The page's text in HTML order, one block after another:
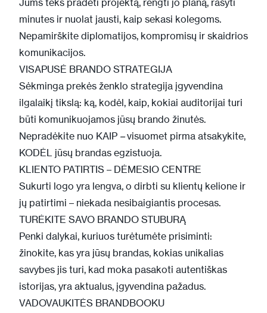
Jums teks pradėti projektą, rengti jo planą, rašyti
minutes ir nuolat jausti, kaip sekasi kolegoms.
Nepamirškite diplomatijos, kompromisų ir skaidrios
komunikacijos.
VISAPUSĖ BRANDO STRATEGIJA
Sėkminga prekės ženklo strategija įgyvendina
ilgalaikį tikslą: ką, kodėl, kaip, kokiai auditorijai turi
būti komunikuojamos jūsų brando žinutės.
Nepradėkite nuo KAIP –visuomet pirma atsakykite,
KODĖL jūsų brandas egzistuoja.
KLIENTO PATIRTIS – DĖMESIO CENTRE
Sukurti logo yra lengva, o dirbti su klientų kelione ir
jų patirtimi – niekada nesibaigiantis procesas.
TURĖKITE SAVO BRANDO STUBURĄ
Penki dalykai, kuriuos turėtumėte prisiminti:
žinokite, kas yra jūsų brandas, kokias unikalias
savybes jis turi, kad moka pasakoti autentiškas
istorijas, yra aktualus, įgyvendina pažadus.
VADOVAUKITĖS BRANDBOOKU